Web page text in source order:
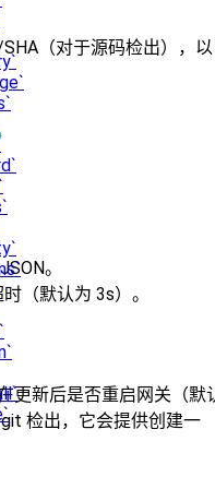
（对于源码检出），以
。
（默认为 3s）。
更新后是否重启网关（默
检出，它会提供创建一